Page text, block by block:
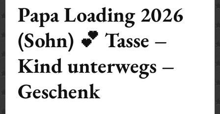
Papa Loading 2026
(Sohn) 💕 Tasse –
Kind unterwegs –
Geschenk